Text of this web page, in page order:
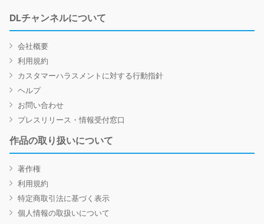
DLチャンネルについて
会社概要
利用規約
カスタマーハラスメントに対する行動指針
ヘルプ
お問い合わせ
プレスリリース・情報受付窓口
作品の取り扱いについて
著作権
利用規約
特定商取引法に基づく表示
個人情報の取扱いについて